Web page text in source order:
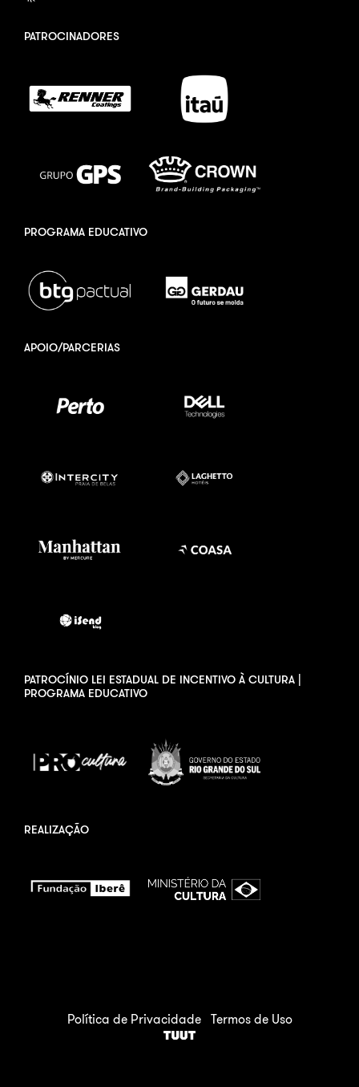
PATROCINADORES
PROGRAMA EDUCATIVO
APOIO/PARCERIAS
PATROCÍNIO LEI ESTADUAL DE INCENTIVO À CULTURA |
PROGRAMA EDUCATIVO
REALIZAÇÃO
Política de Privacidade Termos de Uso